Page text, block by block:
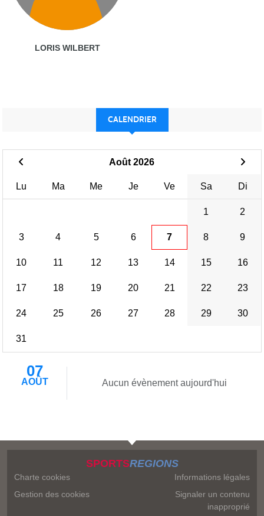
LORIS WILBERT
CALENDRIER
Août 2026
Lu Ma Me Je Ve Sa Di
1 2
3 4 5 6 7 8 9
10 11 12 13 14 15 16
17 18 19 20 21 22 23
24 25 26 27 28 29 30
31
07
AOÛT Aucun évènement aujourd'hui
SPORTSREGIONS
Charte cookies
Gestion des cookies
Informations légales
Signaler un contenu
inapproprié